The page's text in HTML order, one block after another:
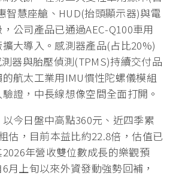
智慧座艙、HUD(抬頭顯示器)與電
公司產品已通過AEC-Q100車用
大導入。感測器產品(占比20%)
器與胎壓偵測(TPMS)持續交付品
航太工業用IMU慣性陀螺儀模組
證，中長線想像空間全面打開。
今日盤中高點360元、近四季累
估，目前本益比約22.8倍，估值已
年營收雙位數成長的樂觀預
月上旬以來外資發動強勢回補，